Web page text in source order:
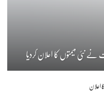
نے نئی قیمتوں کا اعلان کردیا
اعلان